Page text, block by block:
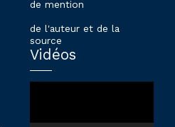
de mention
de l'auteur et de la
source
Vidéos